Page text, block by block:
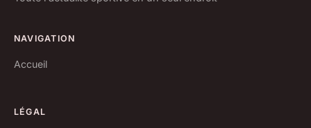
NAVIGATION
Accueil
LÉGAL